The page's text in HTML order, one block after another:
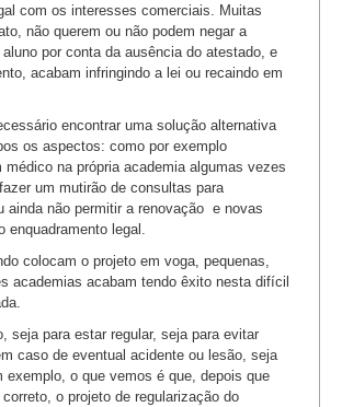
com os interesses comerciais. Muitas
não querem ou não podem negar a
por conta da ausência do atestado, e
acabam infringindo a lei ou recaindo em
encontrar uma solução alternativa
os aspectos: como por exemplo
médico na própria academia algumas vezes
um mutirão de consultas para
ainda não permitir a renovação e novas
enquadramento legal.
colocam o projeto em voga, pequenas,
academias acabam tendo êxito nesta difícil
seja para estar regular, seja para evitar
caso de eventual acidente ou lesão, seja
exemplo, o que vemos é que, depois que
o projeto de regularização do